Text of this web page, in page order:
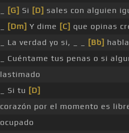
[G] Si [D] sales con alguien
[Dm] Y dime [C] que opinas
_ La verdad yo si, _ _
[Bb]
_ Cuéntame tus penas o si
lastimado
_ Si tu [D]
corazón por el momento es
ocupado